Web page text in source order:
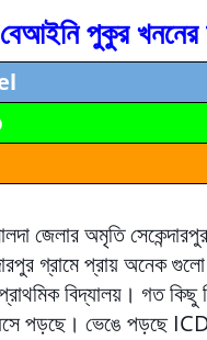
পুকুর খননের
জেলার অমৃতি
গ্রামে প্রায় অনেক গুলো
বিদ্যালয়। গত কিছু
ধসে পড়ছে। ভেঙে পড়ছে